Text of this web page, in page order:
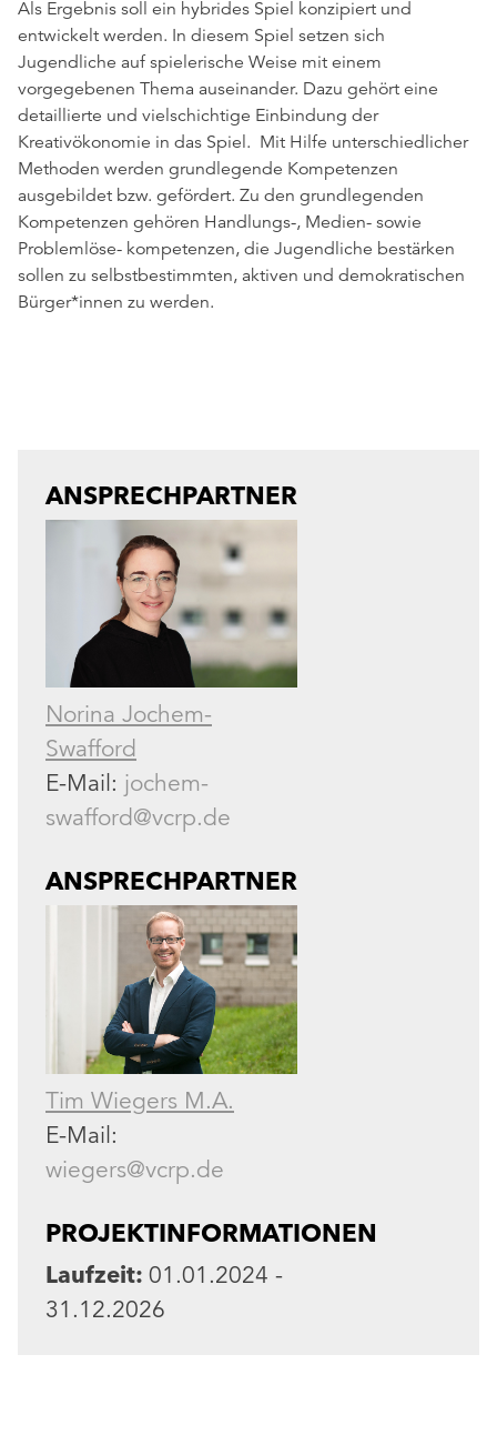
Als Ergebnis soll ein hybrides Spiel konzipiert und
entwickelt werden. In diesem Spiel setzen sich
Jugendliche auf spielerische Weise mit einem
vorgegebenen Thema auseinander. Dazu gehört eine
detaillierte und vielschichtige Einbindung der
Kreativökonomie in das Spiel. Mit Hilfe unterschiedlicher
Methoden werden grundlegende Kompetenzen
ausgebildet bzw. gefördert. Zu den grundlegenden
Kompetenzen gehören Handlungs-, Medien- sowie
Problemlöse- kompetenzen, die Jugendliche bestärken
sollen zu selbstbestimmten, aktiven und demokratischen
Bürger*innen zu werden.
ANSPRECHPARTNER
Norina Jochem-
Swafford
E-Mail: jochem-
swafford@vcrp.de
ANSPRECHPARTNER
Tim Wiegers M.A.
E-Mail:
wiegers@vcrp.de
PROJEKTINFORMATIONEN
Laufzeit: 01.01.2024 -
31.12.2026